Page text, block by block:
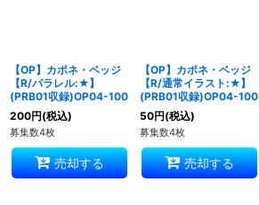
【OP】カポネ・ベッジ
【R/パラレル:★】
(PRB01収録)OP04-100
200円(税込)
募集数4枚
売却する
【OP】カポネ・ベッジ
【R/通常イラスト:★】
(PRB01収録)OP04-100
50円(税込)
募集数4枚
売却する